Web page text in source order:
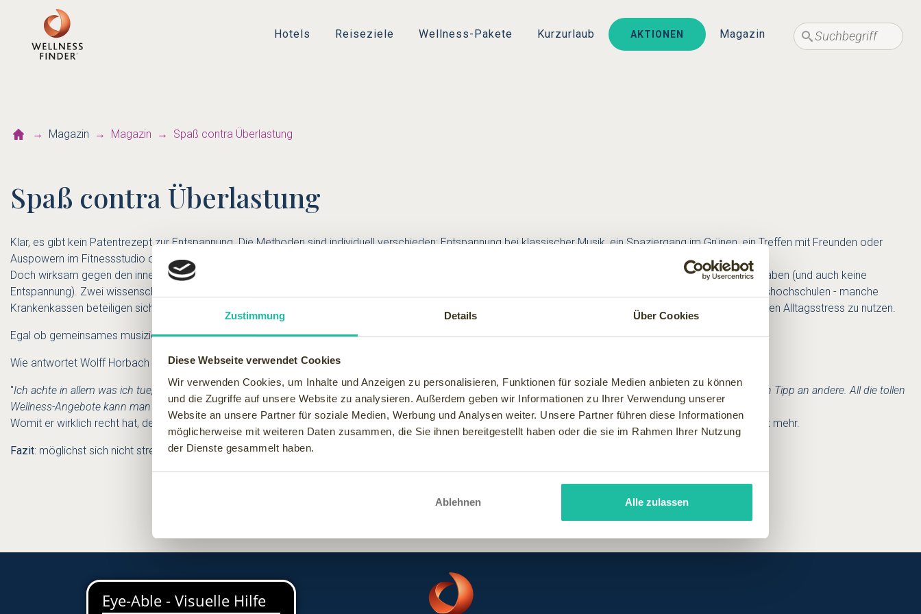
Zustimmung Details Über Cookies
Diese Webseite verwendet Cookies
Wir verwenden Cookies, um Inhalte und Anzeigen zu personalisieren, Funktionen für soziale Medien anbieten zu können
und die Zugriffe auf unsere Website zu analysieren. Außerdem geben wir Informationen zu Ihrer Verwendung unserer
Website an unsere Partner für soziale Medien, Werbung und Analysen weiter. Unsere Partner führen diese Informationen
möglicherweise mit weiteren Daten zusammen, die Sie ihnen bereitgestellt haben oder die sie im Rahmen Ihrer Nutzung
der Dienste gesammelt haben.
Ablehnen Alle zulassen
Hotels Reiseziele Wellness-Pakete Kurzurlaub AKTIONEN Magazin
Suche
Suche
Magazin Magazin Spaß contra Überlastung
Spaß contra Überlastung
Klar, es gibt kein Patentrezept zur Entspannung. Die Methoden sind individuell verschieden: Entspannung bei klassischer Musik, ein Spaziergang im Grünen, ein Treffen mit Freunden oder
Auspowern im Fitnessstudio oder, oder, oder.
Doch wirksam gegen den inneren Druck ist nur, was auch wirklich Spaß macht. Wenn sich z. B. ein Sportmuffel mit Joggen kasteit, wird er daran keine Freude haben (und auch keine
Entspannung). Zwei wissenschaftlich erprobte Entspannungsmethoden sind das autogene Training und die progressive Muskelrelaxation. Kurse gibt es an Volkshochschulen - manche
Krankenkassen beteiligen sich an den Kosten. Aber schöner, lustvoller und natürlich einfacher sind die eigenen Hobbys als "Ausgleichsventil" zum allgegenwärtigen Alltagsstress zu nutzen.
Egal ob gemeinsames musizieren, malen, kochen oder wie ich in eigene kleine 3D-Welten abtauchen - der Spaß-Faktor muss passen.
Wie antwortet Wolff Horbach so treffend bei der Frage nach seinem persönlichen Wellness-Tipp:
"Ich achte in allem was ich tue, darauf, das Wohlsein zu fördern: Gute Ernährung, ausreichend Schlaf, viel Bewegung und vor allem: wenig Stress. Das ist auch mein Tipp an andere. All die tollen
Wellness-Angebote kann man nur richtig genießen, wenn man gesund und nicht ganz ausgelaugt ist."
Womit er wirklich recht hat, denn wenn man vor lauter Stress nicht mehr loslassen kann, hilft auch die tollste Wellnesspauschale in bestem Wohlfühlambiente nix mehr.
Fazit: möglichst sich nicht stressen lassen und mit Spaß die Freizeit füllen.